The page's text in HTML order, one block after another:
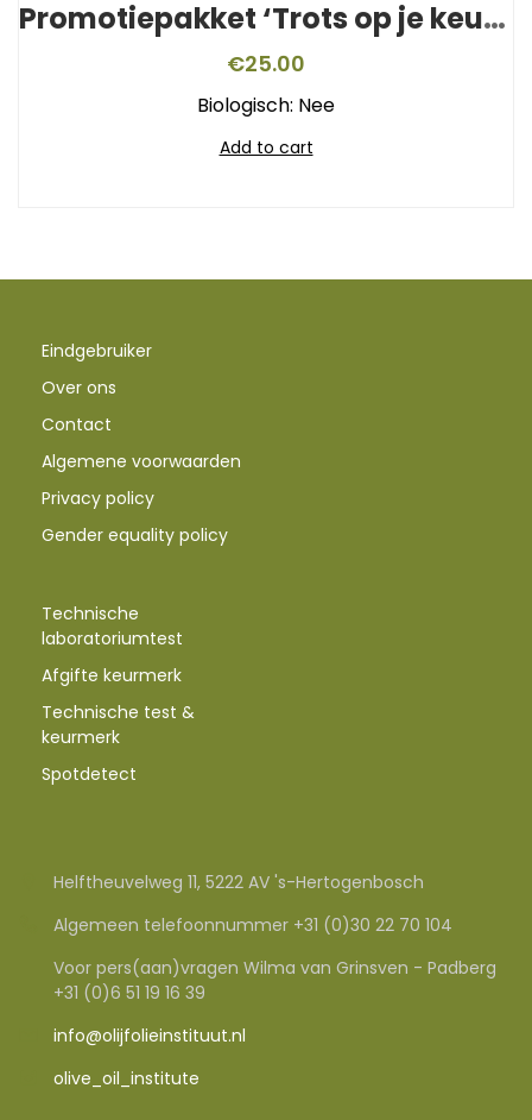
Promotiepakket ‘Trots op je keurmerk’
€25.00
Biologisch: Nee
Add to cart
Eindgebruiker
Over ons
Contact
Algemene voorwaarden
Privacy policy
Gender equality policy
Technische
laboratoriumtest
Afgifte keurmerk
Technische test &
keurmerk
Spotdetect
Helftheuvelweg 11, 5222 AV 's-Hertogenbosch
Algemeen telefoonnummer +31 (0)30 22 70 104
Voor pers(aan)vragen Wilma van Grinsven - Padberg
+31 (0)6 51 19 16 39
info@olijfolieinstituut.nl
olive_oil_institute